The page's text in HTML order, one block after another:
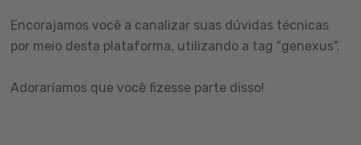
Encorajamos você a canalizar suas dúvidas técnicas
por meio desta plataforma, utilizando a tag "genexus".
Adoraríamos que você fizesse parte disso!